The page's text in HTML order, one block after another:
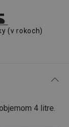
(v rokoch)
4 litre.